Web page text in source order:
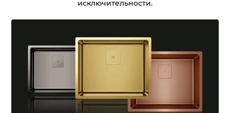
исключительности.